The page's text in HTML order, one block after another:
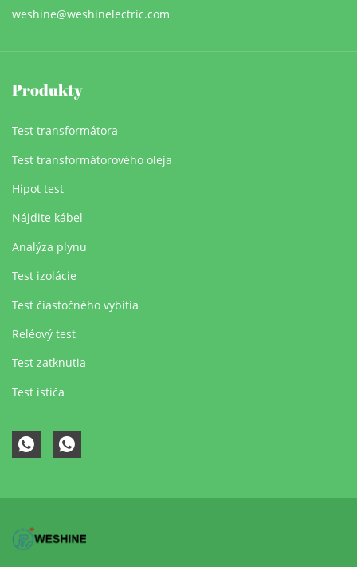
weshine@weshinelectric.com
Produkty
Test transformátora
Test transformátorového oleja
Hipot test
Nájdite kábel
Analýza plynu
Test izolácie
Test čiastočného vybitia
Reléový test
Test zatknutia
Test ističa